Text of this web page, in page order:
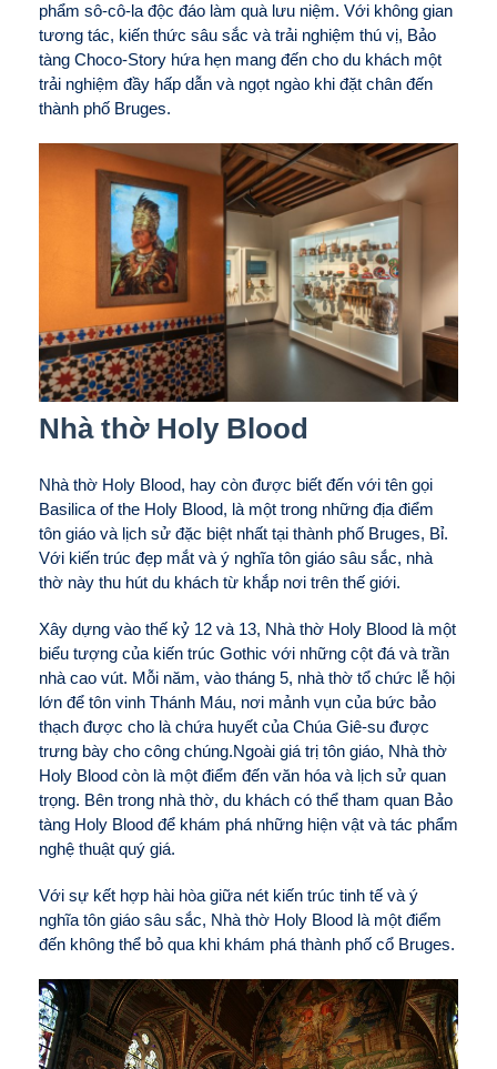
phẩm sô-cô-la độc đáo làm quà lưu niệm. Với không gian
tương tác, kiến thức sâu sắc và trải nghiệm thú vị, Bảo
tàng Choco-Story hứa hẹn mang đến cho du khách một
trải nghiệm đầy hấp dẫn và ngọt ngào khi đặt chân đến
thành phố Bruges.
Nhà thờ Holy Blood
Nhà thờ Holy Blood, hay còn được biết đến với tên gọi
Basilica of the Holy Blood, là một trong những địa điểm
tôn giáo và lịch sử đặc biệt nhất tại thành phố Bruges, Bỉ.
Với kiến trúc đẹp mắt và ý nghĩa tôn giáo sâu sắc, nhà
thờ này thu hút du khách từ khắp nơi trên thế giới.
Xây dựng vào thế kỷ 12 và 13, Nhà thờ Holy Blood là một
biểu tượng của kiến trúc Gothic với những cột đá và trần
nhà cao vút. Mỗi năm, vào tháng 5, nhà thờ tổ chức lễ hội
lớn để tôn vinh Thánh Máu, nơi mảnh vụn của bức bảo
thạch được cho là chứa huyết của Chúa Giê-su được
trưng bày cho công chúng.Ngoài giá trị tôn giáo, Nhà thờ
Holy Blood còn là một điểm đến văn hóa và lịch sử quan
trọng. Bên trong nhà thờ, du khách có thể tham quan Bảo
tàng Holy Blood để khám phá những hiện vật và tác phẩm
nghệ thuật quý giá.
Với sự kết hợp hài hòa giữa nét kiến trúc tinh tế và ý
nghĩa tôn giáo sâu sắc, Nhà thờ Holy Blood là một điểm
đến không thể bỏ qua khi khám phá thành phố cổ Bruges.